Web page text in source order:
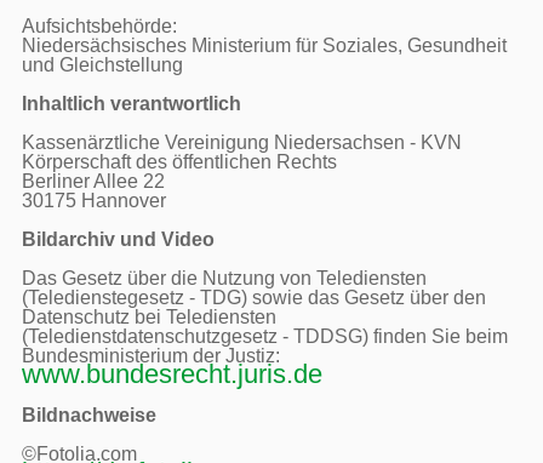
Aufsichtsbehörde:
Niedersächsisches Ministerium für Soziales, Gesundheit
und Gleichstellung
Inhaltlich verantwortlich
Kassenärztliche Vereinigung Niedersachsen - KVN
Körperschaft des öffentlichen Rechts
Berliner Allee 22
30175 Hannover
Bildarchiv und Video
Das Gesetz über die Nutzung von Telediensten
(Teledienstegesetz - TDG) sowie das Gesetz über den
Datenschutz bei Telediensten
(Teledienstdatenschutzgesetz - TDDSG) finden Sie beim
www.bundesrecht.juris.de
Bildnachweise